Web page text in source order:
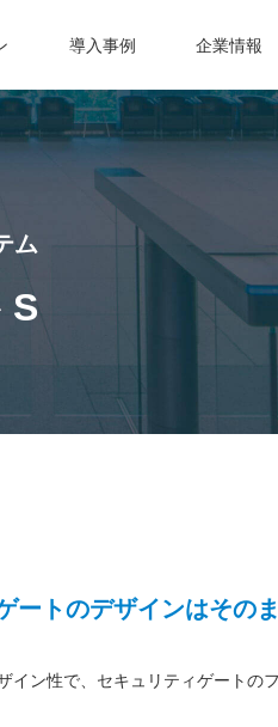
導入事例 企業情報
ム
S
ートのデザインはその
イン性で、セキュリティゲートの